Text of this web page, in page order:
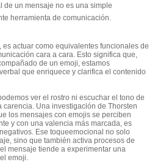
de un mensaje no es una simple
herramienta de comunicación
es actuar como equivalentes funcionales de
cara a cara. Esto significa que,
de un emoji, estamos
que enriquece y clarifica el contenido
ver el rostro ni escuchar el tono de
carencia. Una investigación de Thorsten
los mensajes con emojis se perciben
y con una valencia más marcada, es
Ese toqueemocional no solo
sino que también activa procesos de
mensaje tiende a experimentar una
emoji.